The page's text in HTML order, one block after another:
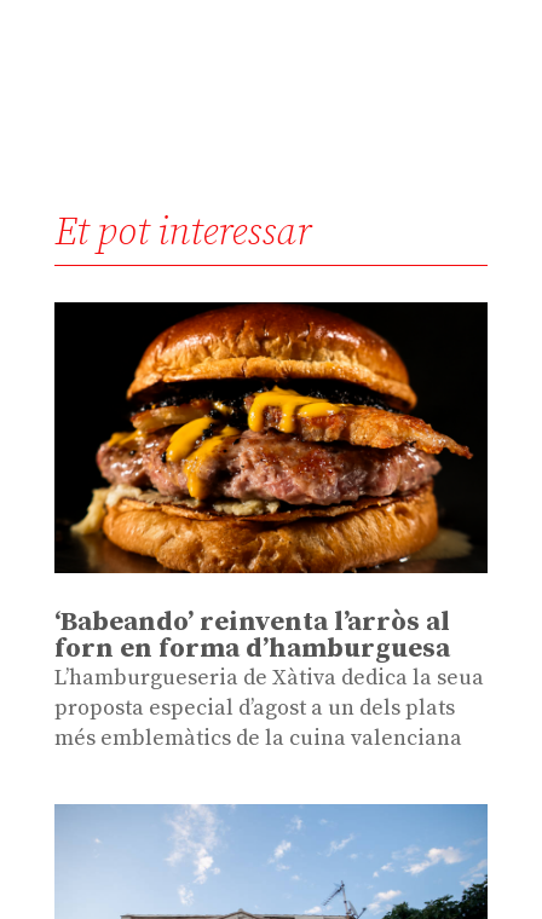
Et pot interessar
‘Babeando’ reinventa l’arròs al
forn en forma d’hamburguesa
L’hamburgueseria de Xàtiva dedica la seua
proposta especial d’agost a un dels plats
més emblemàtics de la cuina valenciana